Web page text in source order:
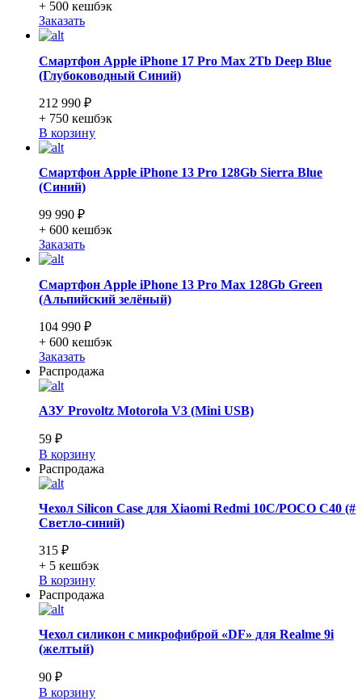
+ 500 кешбэк
Заказать
Смартфон Apple iPhone 17 Pro Max 2Tb Deep Blue
(Глубоководный Синий)
212 990 ₽
+ 750 кешбэк
В корзину
Смартфон Apple iPhone 13 Pro 128Gb Sierra Blue
(Синий)
99 990 ₽
+ 600 кешбэк
Заказать
Смартфон Apple iPhone 13 Pro Max 128Gb Green
(Альпийский зелёный)
104 990 ₽
+ 600 кешбэк
Заказать
Распродажа
АЗУ Provoltz Motorola V3 (Mini USB)
59 ₽
В корзину
Распродажа
Чехол Silicon Case для Xiaomi Redmi 10C/POCO C40 (#
Cветло-синий)
315 ₽
+ 5 кешбэк
В корзину
Распродажа
Чехол силикон с микрофиброй «DF» для Realme 9i
(желтый)
90 ₽
В корзину